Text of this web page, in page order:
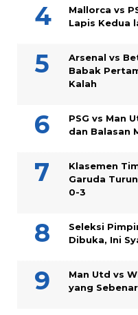
Mallorca vs
Lapis Kedua
Arsenal vs
Babak
Kalah
PSG vs Man
dan Balasan
Klasemen
Garuda
0-3
Seleksi
Dibuka, Ini
Man Utd vs
yang